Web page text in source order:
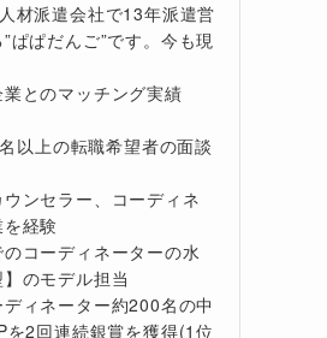
材派遣会社で13年派遣営
ぱぱだんご”です。今も現
業とのマッチング実績
以上の転職希望者の面談
ウンセラー、コーディネ
経験
のコーディネーターの水
のモデル担当
ディネーター約200名の中
を2回連続銀賞を獲得(1位